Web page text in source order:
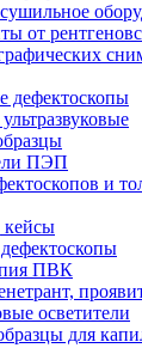
от
дефектоскопы
ПЭП
и
ПВК
осветители
для